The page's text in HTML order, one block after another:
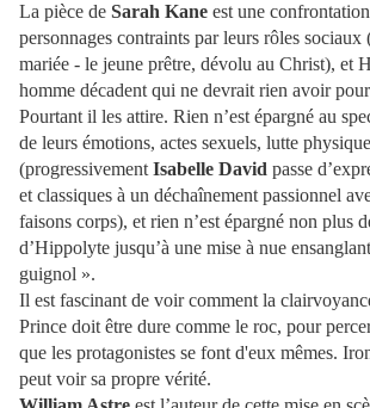
La pièce de Sarah Kane est une
personnages contraints par leurs rôles sociaux
mariée - le jeune prêtre, dévolu au Christ), et
homme décadent qui ne devrait rien avoir
Pourtant il les attire. Rien n’est épargné au
de leurs émotions, actes sexuels, lutte
(progressivement Isabelle David passe
et classiques à un déchaînement passionnel
faisons corps), et rien n’est épargné non plus
d’Hippolyte jusqu’à une mise à nue
guignol ».
Il est fascinant de voir comment la
Prince doit être dure comme le roc, pour
que les protagonistes se font d'eux mêmes.
peut voir sa propre vérité.